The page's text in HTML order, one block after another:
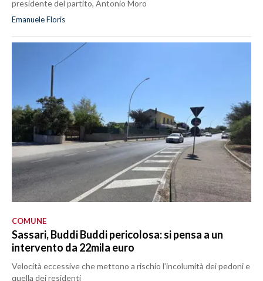
presidente del partito, Antonio Moro
Emanuele Floris
COMUNE
Sassari, Buddi Buddi pericolosa: si pensa a un
intervento da 22mila euro
Velocità eccessive che mettono a rischio l’incolumità dei pedoni e
quella dei residenti